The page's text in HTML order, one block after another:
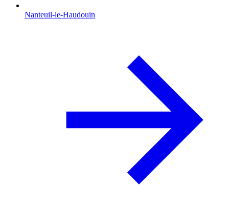
Nanteuil-le-Haudouin